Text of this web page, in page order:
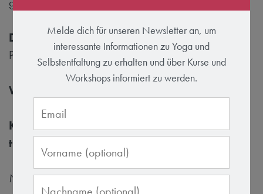
Dienstag, 30.4.2019, 18.00 bis 19.30 Uhr
Power Vinyasa Flow mit Karin
Wir freuen uns auf dich!
Keep practicing – spread the love – spend
time with your loved ones
Namaste
Melde dich für unseren Newsletter an, um
interessante Informationen zu Yoga und
Selbstentfaltung zu erhalten und über Kurse und
Workshops informiert zu werden.